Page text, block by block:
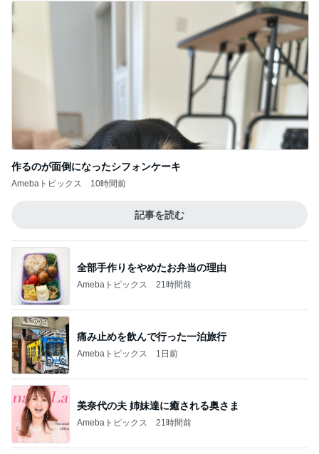
作るのが面倒になったシフォンケーキ
Amebaトピックス 10時間前
記事を読む
全部手作りをやめたお弁当の理由
Amebaトピックス 21時間前
痛み止めを飲んで行った一泊旅行
Amebaトピックス 1日前
美奈代の夫 姉妹達に癒される奥さま
Amebaトピックス 21時間前